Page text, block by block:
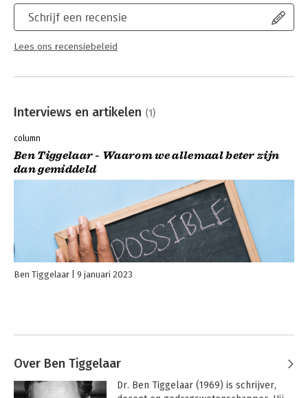
Schrijf een recensie
Lees ons recensiebeleid
Interviews en artikelen (1)
column
Ben Tiggelaar - Waarom we allemaal beter zijn
dan gemiddeld
Ben Tiggelaar 9 januari 2023
Over Ben Tiggelaar
Dr. Ben Tiggelaar (1969) is schrijver,